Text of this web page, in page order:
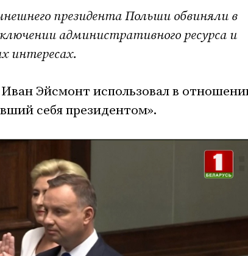
президента Польши обвиняли в
административного ресурса и
интересах.
Эйсмонт использовал в
себя президентом».